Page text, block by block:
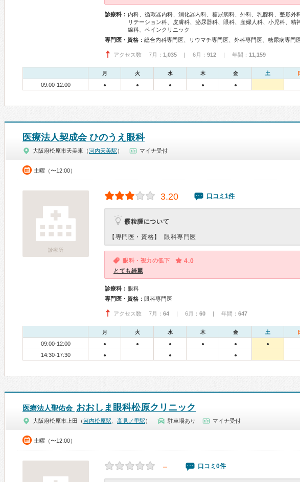
診療科： 内科、循環器内科、消化器内科、糖尿病科、外科、乳腺科、整形外
リテーション科、皮膚科、泌尿器科、眼科、産婦人科、小児科、精
線科、ペインクリニック
専門医・資格：
アクセス数 7月： 1,035 | 6月： 912 | 年間： 11,159
月 火 水 木 金 土
09:00-12:00 ● ● ● ● ●
医療法人契成会 ひのうえ眼科
大阪府松原市天美東（河内天美駅 ） マイナ受付
土曜（〜12:00）
診療所
3.20 口コミ1件
霰粒腫について
【専門医・資格】 眼科専門医
眼科・視力の低下 4.0
とても綺麗
診療科： 眼科
専門医・資格： 眼科専門医
アクセス数 7月： 64 | 6月： 60 | 年間： 647
月 火 水 木 金 土
09:00-12:00 ● ● ● ● ● ●
14:30-17:30 ● ● ●
医療法人聖佑会 おおしま眼科松原クリニック
大阪府松原市上田（河内松原駅 高見ノ里駅 ） 駐車場あり マイナ受付
土曜（〜12:00）
－ 口コミ0件